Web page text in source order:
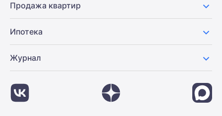
Продажа квартир
Ипотека
Журнал